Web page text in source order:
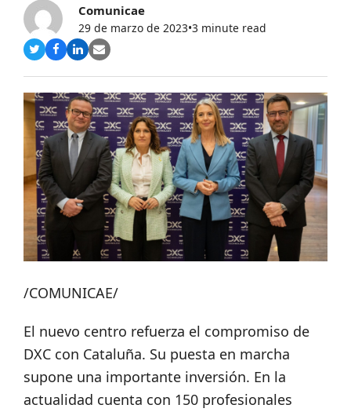
Comunicae
29 de marzo de 2023•3 minute read
Compartir
Twitter
Compartir
Facebook
Compartir
LinkedIn
Share
Email
/COMUNICAE/
El nuevo centro refuerza el compromiso de
DXC con Cataluña. Su puesta en marcha
supone una importante inversión. En la
actualidad cuenta con 150 profesionales